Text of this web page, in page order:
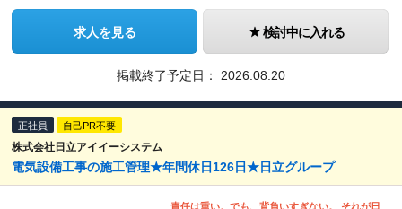
求人を見る 検討中に入れる
掲載終了予定日： 2026.08.20
正社員 自己PR不要
株式会社日立アイイーシステム
電気設備工事の施工管理★年間休日126日★日立グループ
責任は重い。でも、背負いすぎない。 それが日